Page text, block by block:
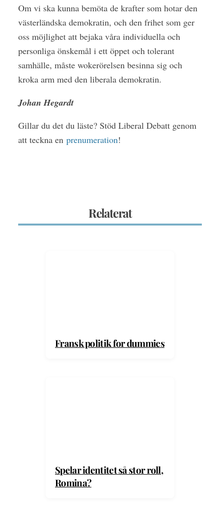
Om vi ska kunna bemöta de krafter som hotar den
västerländska demokratin, och den frihet som ger
oss möjlighet att bejaka våra individuella och
personliga önskemål i ett öppet och tolerant
samhälle, måste wokerörelsen besinna sig och
kroka arm med den liberala demokratin.
Johan Hegardt
Gillar du det du läste? Stöd Liberal Debatt genom
att teckna en prenumeration!
Relaterat
Fransk politik for dummies
Spelar identitet så stor roll,
Romina?